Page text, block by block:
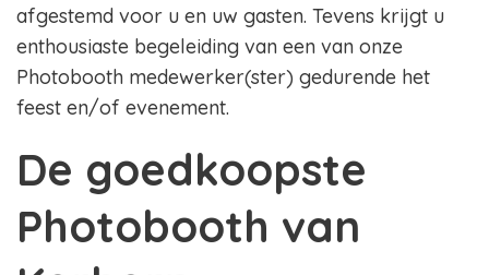
afgestemd voor u en uw gasten. Tevens krijgt u
enthousiaste begeleiding van een van onze
Photobooth medewerker(ster) gedurende het
feest en/of evenement.
De goedkoopste
Photobooth van